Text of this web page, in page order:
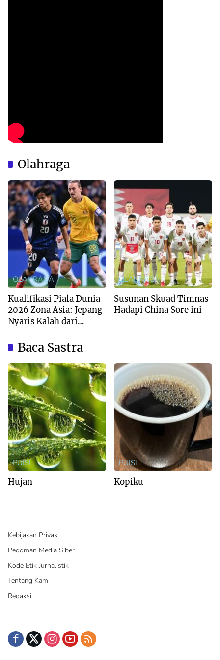
Olahraga
OLAHRAGA
Kualifikasi Piala Dunia
2026 Zona Asia: Jepang
Nyaris Kalah dari
OLAHRAGA
Susunan Skuad Timnas
Hadapi China Sore ini
Baca Sastra
PUISI
Hujan
PUISI
Kopiku
Kebijakan Privasi
Pedoman Media Siber
Kode Etik Jurnalistik
Tentang Kami
Redaksi